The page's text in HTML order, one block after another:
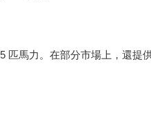
馬力。在部分市場上，還提